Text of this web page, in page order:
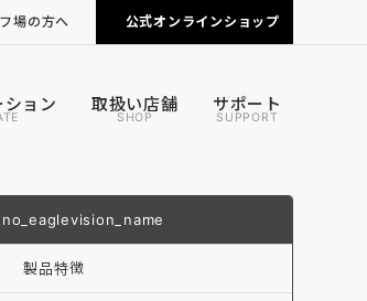
場の方へ
ナビの導入について
公式オンラインショップ
ョン 取扱い店舗
SHOP
サポート
SUPPORT
no_eaglevision_name
製品特徴